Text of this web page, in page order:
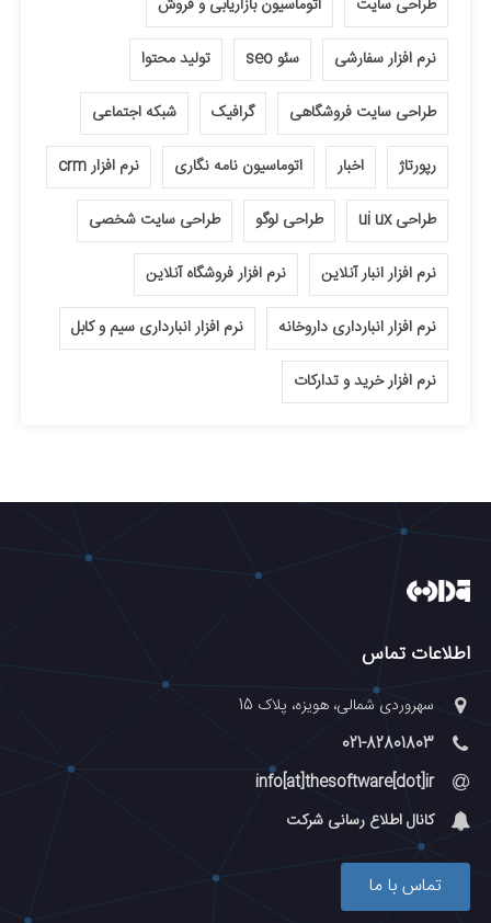
نرم افزار سفارشی سئو seo تولید محتوا
طراحی سایت فروشگاهی گرافیک شبکه اجتماعی
رپورتاژ اخبار اتوماسیون نامه نگاری نرم افزار crm
طراحی ui ux طراحی لوگو طراحی سایت شخصی
نرم افزار انبار آنلاین نرم افزار فروشگاه آنلاین
نرم افزار انبارداری داروخانه نرم افزار انبارداری سیم و کابل
نرم افزار خرید و تدارکات
اطلاعات تماس
سهروردی شمالی، هویزه، پلاک 15
021-82801803
info[at]thesoftware[dot]ir
کانال اطلاع رسانی شرکت
تماس با ما